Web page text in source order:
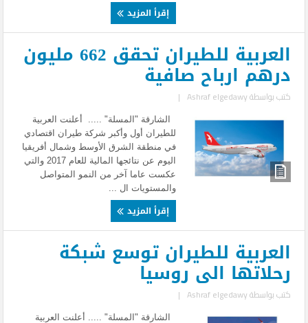
إقرأ المزيد
العربية للطيران تحقق 662 مليون
درهم ارباح صافية
كتب بواسطةAshraf elgedawy
|
الشارقة "المسلة" ..... أعلنت العربية
للطيران أول وأكبر شركة طيران اقتصادي
في منطقة الشرق الأوسط وشمال أفريقيا
اليوم عن نتائجها المالية للعام 2017 والتي
عكست عاما آخر من النمو المتواصل
والمستويات ال ...
إقرأ المزيد
العربية للطيران توسع شبكة
رحلاتها الى روسيا
كتب بواسطةAshraf elgedawy
|
الشارقة "المسلة" ..... أعلنت العربية